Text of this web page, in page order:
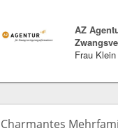
AZ
Frau Klein
Charmantes